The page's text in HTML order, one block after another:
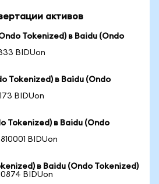
активов
Tokenized) в Baidu (Ondo
BIDUon
Tokenized) в Baidu (Ondo
BIDUon
Tokenized) в Baidu (Ondo
BIDUon
в Baidu (Ondo Tokenized)
BIDUon